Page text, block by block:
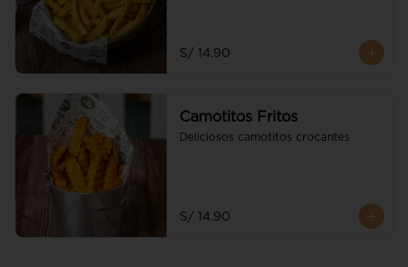
S/ 14.90
Camotitos Fritos
Deliciosos camotitos crocantes
S/ 14.90